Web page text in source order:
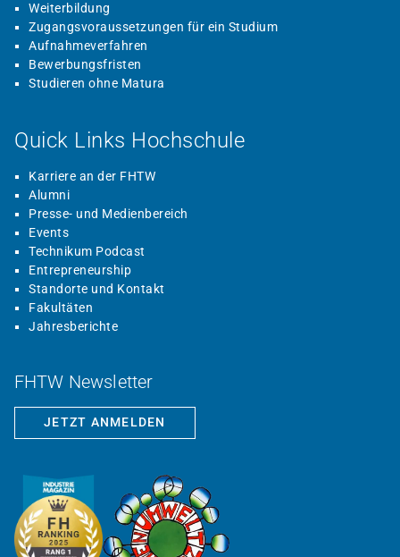
Weiterbildung
Zugangsvoraussetzungen für ein Studium
Aufnahmeverfahren
Bewerbungsfristen
Studieren ohne Matura
Quick Links Hochschule
Karriere an der FHTW
Alumni
Presse- und Medienbereich
Events
Technikum Podcast
Entrepreneurship
Standorte und Kontakt
Fakultäten
Jahresberichte
FHTW Newsletter
JETZT ANMELDEN